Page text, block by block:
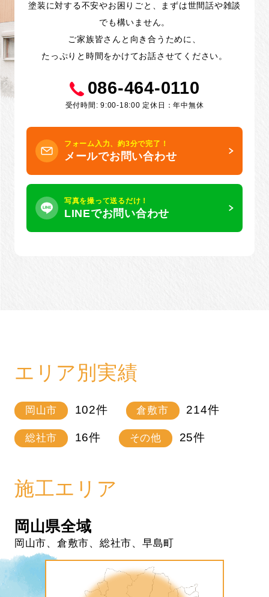
塗装に対する不安やお困りごと、まずは世間話や雑談
でも構いません。
ご家族皆さんと向き合うために、
たっぷりと時間をかけてお話させてください。
086-464-0110
受付時間: 9:00-18:00 定休日：年中無休
フォーム入力、約3分で完了！
メールでお問い合わせ
写真を撮って送るだけ！
LINEでお問い合わせ
エリア別実績
岡山市 102件 倉敷市 214件
総社市 16件 その他 25件
施工エリア
岡山県全域
岡山市、倉敷市、総社市、早島町